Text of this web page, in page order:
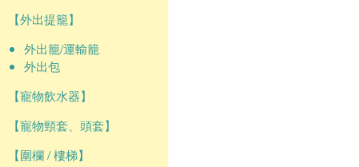
【外出提籠】
外出籠/運輸籠
外出包
【寵物飲水器】
【寵物頸套、頭套】
【圍欄 / 樓梯】